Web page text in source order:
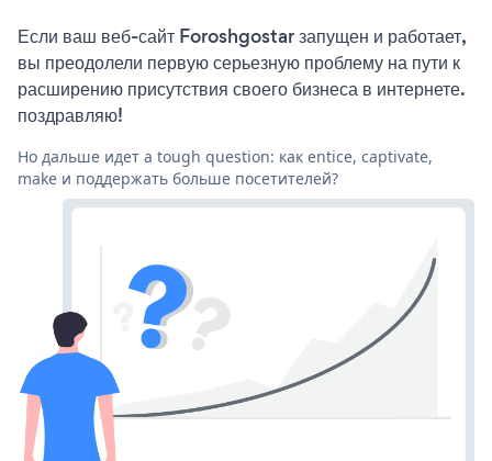
Если ваш веб-сайт Foroshgostar запущен и работает,
вы преодолели первую серьезную проблему на пути к
расширению присутствия своего бизнеса в интернете.
поздравляю!
Но дальше идет a tough question: как entice, captivate,
make и поддержать больше посетителей?